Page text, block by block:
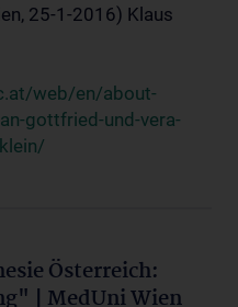
25-1-2016) Klaus
web/en/about-
gottfried-und-vera-
Österreich:
| MedUni Wien